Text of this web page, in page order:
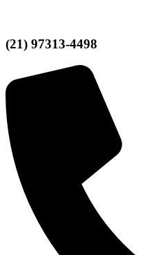
(21) 97313-4498